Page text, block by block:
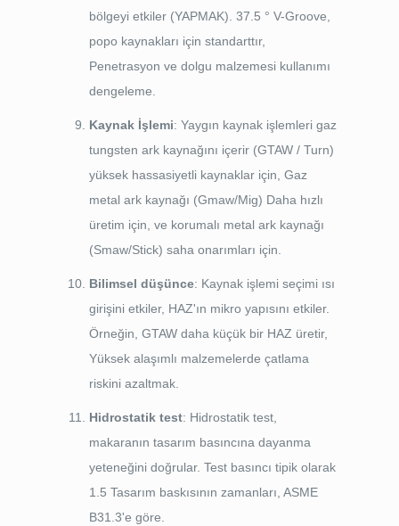
bölgeyi etkiler (YAPMAK). 37.5 ° V-Groove,
popo kaynakları için standarttır,
Penetrasyon ve dolgu malzemesi kullanımı
dengeleme.
Kaynak İşlemi: Yaygın kaynak işlemleri gaz
tungsten ark kaynağını içerir (GTAW / Turn)
yüksek hassasiyetli kaynaklar için, Gaz
metal ark kaynağı (Gmaw/Mig) Daha hızlı
üretim için, ve korumalı metal ark kaynağı
(Smaw/Stick) saha onarımları için.
Bilimsel düşünce: Kaynak işlemi seçimi ısı
girişini etkiler, HAZ'ın mikro yapısını etkiler.
Örneğin, GTAW daha küçük bir HAZ üretir,
Yüksek alaşımlı malzemelerde çatlama
riskini azaltmak.
Hidrostatik test: Hidrostatik test,
makaranın tasarım basıncına dayanma
yeteneğini doğrular. Test basıncı tipik olarak
1.5 Tasarım baskısının zamanları, ASME
B31.3'e göre.